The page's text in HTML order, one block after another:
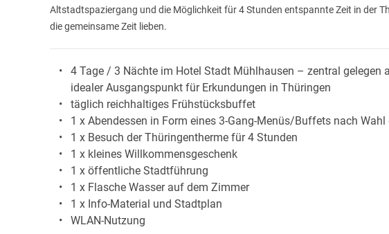
Altstadtspaziergang und die Möglichkeit für 4 Stunden entspannte Zeit in der
die gemeinsame Zeit lieben.
4 Tage / 3 Nächte im Hotel Stadt Mühlhausen – zentral gelegen
idealer Ausgangspunkt für Erkundungen in Thüringen
täglich reichhaltiges Frühstücksbuffet
1 x Abendessen in Form eines 3-Gang-Menüs/Buffets nach
1 x Besuch der Thüringentherme für 4 Stunden
1 x kleines Willkommensgeschenk
1 x öffentliche Stadtführung
1 x Flasche Wasser auf dem Zimmer
1 x Info-Material und Stadtplan
WLAN-Nutzung